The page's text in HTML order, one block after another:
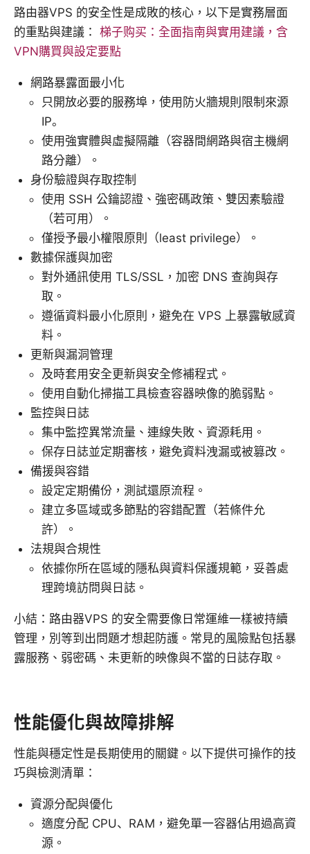
路由器VPS 的安全性是成敗的核心，以下是實務層面
的重點與建議： 梯子购买：全面指南與實用建議，含
VPN購買與設定要點
網路暴露面最小化
只開放必要的服務埠，使用防火牆規則限制來源
IP。
使用強實體與虛擬隔離（容器間網路與宿主機網
路分離）。
身份驗證與存取控制
使用 SSH 公鑰認證、強密碼政策、雙因素驗證
（若可用）。
僅授予最小權限原則（least privilege）。
數據保護與加密
對外通訊使用 TLS/SSL，加密 DNS 查詢與存
取。
遵循資料最小化原則，避免在 VPS 上暴露敏感資
料。
更新與漏洞管理
及時套用安全更新與安全修補程式。
使用自動化掃描工具檢查容器映像的脆弱點。
監控與日誌
集中監控異常流量、連線失敗、資源耗用。
保存日誌並定期審核，避免資料洩漏或被篡改。
備援與容錯
設定定期備份，測試還原流程。
建立多區域或多節點的容錯配置（若條件允
許）。
法規與合規性
依據你所在區域的隱私與資料保護規範，妥善處
理跨境訪問與日誌。
小結：路由器VPS 的安全需要像日常運維一樣被持續
管理，別等到出問題才想起防護。常見的風險點包括暴
露服務、弱密碼、未更新的映像與不當的日誌存取。
性能優化與故障排解
性能與穩定性是長期使用的關鍵。以下提供可操作的技
巧與檢測清單：
資源分配與優化
適度分配 CPU、RAM，避免單一容器佔用過高資
源。